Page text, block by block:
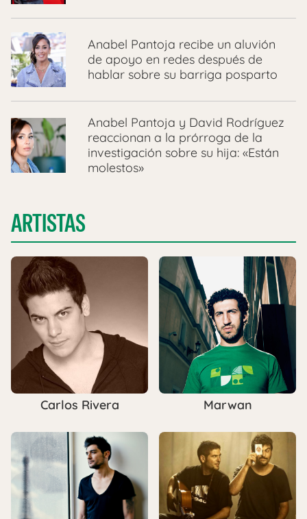
Anabel Pantoja recibe un aluvión
de apoyo en redes después de
hablar sobre su barriga posparto
Anabel Pantoja y David Rodríguez
reaccionan a la prórroga de la
investigación sobre su hija: «Están
molestos»
ARTISTAS
Carlos Rivera Marwan